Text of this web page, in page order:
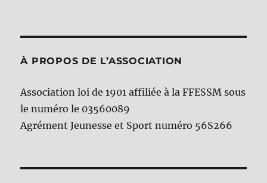
À PROPOS DE L’ASSOCIATION
Association loi de 1901 affiliée à la FFESSM sous
le numéro le 03560089
Agrément Jeunesse et Sport numéro 56S266